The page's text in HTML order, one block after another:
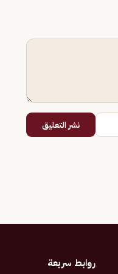
نشر التعليق
روابط سريعة